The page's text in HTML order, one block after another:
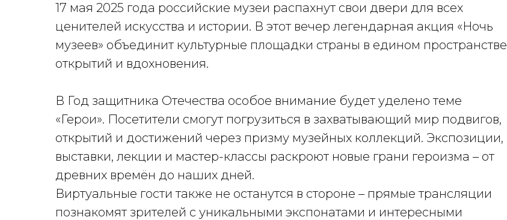
17 мая 2025 года российские музеи распахнут свои двери для всех
ценителей искусства и истории. В этот вечер легендарная акция «Ночь
музеев» объединит культурные площадки страны в едином пространстве
открытий и вдохновения.
В Год защитника Отечества особое внимание будет уделено теме
«Герои». Посетители смогут погрузиться в захватывающий мир подвигов,
открытий и достижений через призму музейных коллекций. Экспозиции,
выставки, лекции и мастер-классы раскроют новые грани героизма – от
древних времён до наших дней.
Виртуальные гости также не останутся в стороне – прямые трансляции
познакомят зрителей с уникальными экспонатами и интересными